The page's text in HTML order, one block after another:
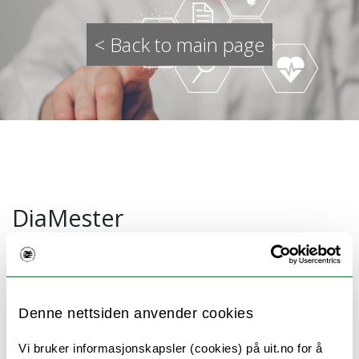
Denne nettsiden anvender cookies
Vi bruker informasjonskapsler (cookies) på uit.no for å
< Back to main page
DiaMester
The DiaMester project is a collaboration
University of Norway, University of Oslo, Oslo
University Hospital, ABEL Technologies AS,